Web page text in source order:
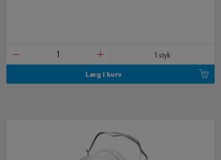
1 styk
Læg i kurv